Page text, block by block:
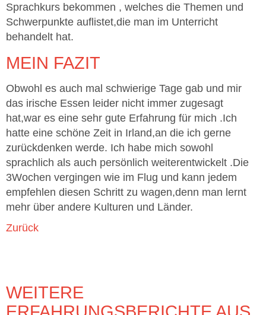
Sprachkurs bekommen , welches die Themen und
Schwerpunkte auflistet,die man im Unterricht
behandelt hat.
MEIN FAZIT
Obwohl es auch mal schwierige Tage gab und mir
das irische Essen leider nicht immer zugesagt
hat,war es eine sehr gute Erfahrung für mich .Ich
hatte eine schöne Zeit in Irland,an die ich gerne
zurückdenken werde. Ich habe mich sowohl
sprachlich als auch persönlich weiterentwickelt .Die
3Wochen vergingen wie im Flug und kann jedem
empfehlen diesen Schritt zu wagen,denn man lernt
mehr über andere Kulturen und Länder.
Zurück
WEITERE
ERFAHRUNGSBERICHTE AUS